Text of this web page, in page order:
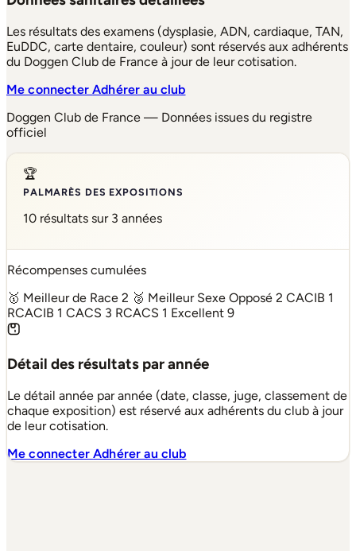
Les résultats des examens (dysplasie, ADN, cardiaque, TAN,
EuDDC, carte dentaire, couleur) sont réservés aux adhérents
du Doggen Club de France à jour de leur cotisation.
Me connecterAdhérer au club
Doggen Club de France — Données issues du registre
officiel
🏆
PALMARÈS DES EXPOSITIONS
10 résultats sur 3 années
Récompenses cumulées
🥇 Meilleur de Race 2 🥈 Meilleur Sexe Opposé 2 CACIB 1
RCACIB 1 CACS 3 RCACS 1 Excellent 9
Détail des résultats par année
Le détail année par année (date, classe, juge, classement de
chaque exposition) est réservé aux adhérents du club à jour
de leur cotisation.
Me connecterAdhérer au club